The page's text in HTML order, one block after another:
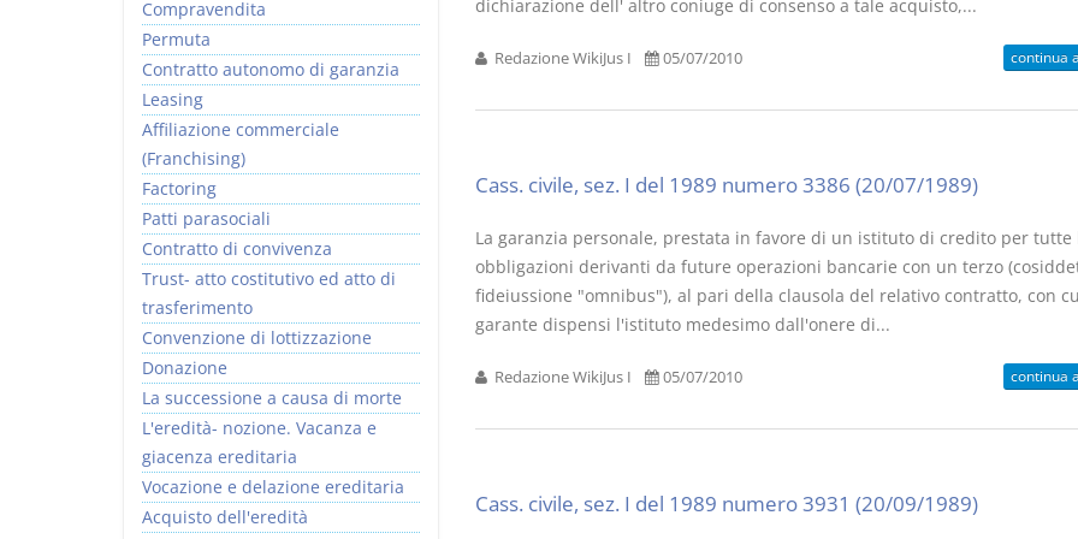
dichiarazione dell' altro coniuge di consenso a tale acquisto,...
Redazione WikiJus I 05/07/2010 continua
Cass. civile, sez. I del 1989 numero 3386 (20/07/1989)
La garanzia personale, prestata in favore di un istituto di credito per tutte
obbligazioni derivanti da future operazioni bancarie con un terzo
fideiussione "omnibus"), al pari della clausola del relativo contratto, con
garante dispensi l'istituto medesimo dall'onere di...
Redazione WikiJus I 05/07/2010 continua
Cass. civile, sez. I del 1989 numero 3931 (20/09/1989)
Compravendita
Permuta
Contratto autonomo di garanzia
Leasing
Affiliazione commerciale
(Franchising)
Factoring
Patti parasociali
Contratto di convivenza
Trust- atto costitutivo ed atto di
trasferimento
Convenzione di lottizzazione
Donazione
La successione a causa di morte
L'eredità- nozione. Vacanza e
giacenza ereditaria
Vocazione e delazione ereditaria
Acquisto dell'eredità